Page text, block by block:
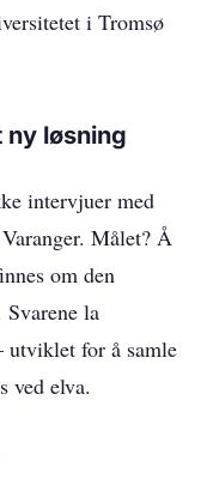
i Tromsø
ny løsning
intervjuer med
Målet? Å
om den
la
utviklet for å samle
ved elva.